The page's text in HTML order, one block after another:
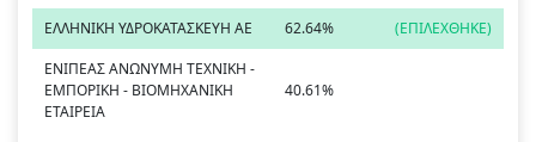
ΕΛΛΗΝΙΚΗ ΥΔΡΟΚΑΤΑΣΚΕΥΗ ΑΕ 62.64%
(ΕΠΙΛΕΧΘΗΚΕ)
ΕΝΙΠΕΑΣ ΑΝΩΝΥΜΗ ΤΕΧΝΙΚΗ -
ΕΜΠΟΡΙΚΗ - ΒΙΟΜΗΧΑΝΙΚΗ
ΕΤΑΙΡΕΙΑ
40.61%